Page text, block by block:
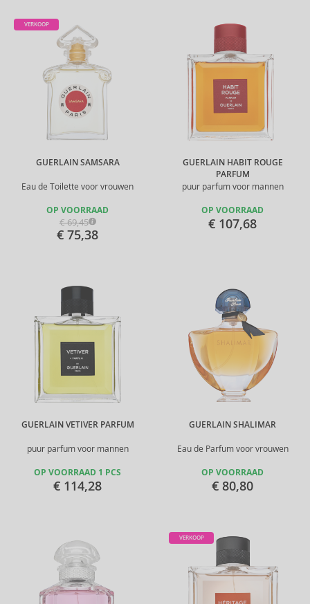
GUERLAIN SAMSARA
Eau de Toilette voor vrouwen
VERKOOP
OP VOORRAAD
€ 69,45
€ 75,38
GUERLAIN HABIT ROUGE
PARFUM
puur parfum voor mannen
OP VOORRAAD
€ 107,68
GUERLAIN VETIVER PARFUM
puur parfum voor mannen
OP VOORRAAD 1 PCS
€ 114,28
GUERLAIN SHALIMAR
Eau de Parfum voor vrouwen
OP VOORRAAD
€ 80,80
VERKOOP